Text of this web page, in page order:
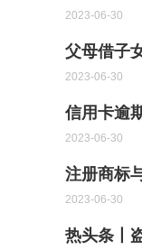
2023-06-30
父母借子
2023-06-30
信用卡逾
2023-06-30
注册商标
2023-06-30
热头条丨